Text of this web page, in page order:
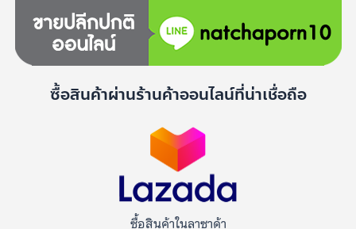
ซื้อสินค้าผ่านร้านค้าออนไลน์ที่น่าเชื่อถือ
ซื้อสินค้าในลาซาด้า